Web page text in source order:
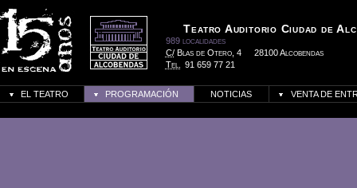
Teatro Auditorio Ciudad de
989 localidades
C/Blas de Otero, 4
28100 Alcobendas
Tel.
91 659 77 21
EL TEATRO PROGRAMACIÓN NOTICIAS VENTA DE